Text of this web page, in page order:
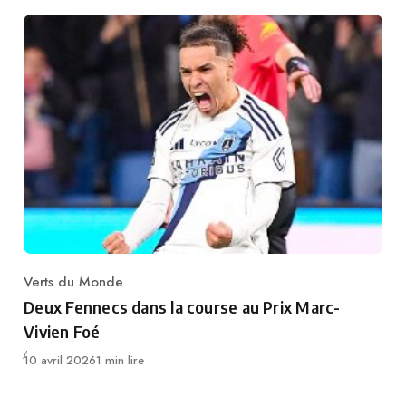
Category
Verts du Monde
Deux Fennecs dans la course au Prix Marc-
Vivien Foé
Publié
10 avril 20261 min lire